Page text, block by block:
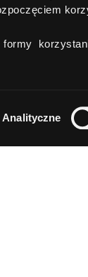
Analityczne